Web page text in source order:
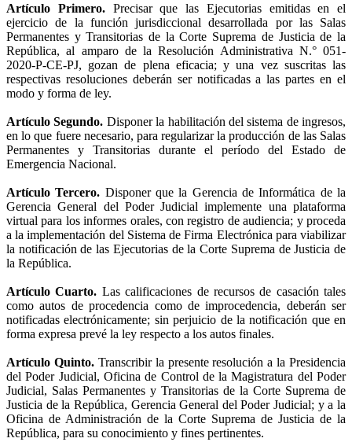
Artículo Primero.Precisar que las Ejecutorias emitidas en el
ejercicio de la función jurisdiccional desarrollada por las Salas
Permanentes y Transitorias de la Corte Suprema de Justicia de la
República, al amparo de la Resolución Administrativa N.° 051-
2020-P-CE-PJ, gozan de plena eficacia; y una vez suscritas las
respectivas resoluciones deberán ser notificadas a las partes en el
modo y forma de ley.
Artículo Segundo. Disponer la habilitación del sistema de ingresos,
en lo que fuere necesario, para regularizar la producción de las Salas
Permanentes y Transitorias durante el período del Estado de
Emergencia Nacional.
Artículo Tercero. Disponer que la Gerencia de Informática de la
Gerencia General del Poder Judicial implemente una plataforma
virtual para los informes orales, con registro de audiencia; y proceda
a la implementación del Sistema de Firma Electrónica para viabilizar
la notificación de las Ejecutorias de la Corte Suprema de Justicia de
la República.
Artículo Cuarto. Las calificaciones de recursos de casación tales
como autos de procedencia como de improcedencia, deberán ser
notificadas electrónicamente; sin perjuicio de la notificación que en
forma expresa prevé la ley respecto a los autos finales.
Artículo Quinto.Transcribir la presente resolución a la Presidencia
del Poder Judicial, Oficina de Control de la Magistratura del Poder
Judicial, Salas Permanentes y Transitorias de la Corte Suprema de
Justicia de la República, Gerencia General del Poder Judicial; y a la
Oficina de Administración de la Corte Suprema de Justicia de la
República, para su conocimiento y fines pertinentes.